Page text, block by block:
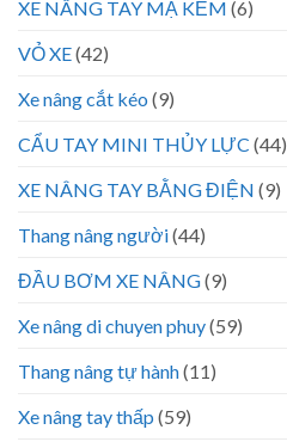
XE NÂNG TAY MẠ KẼM (6)
VỎ XE(42)
Xe nâng cắt kéo (9)
CẨU TAY MINI THỦY LỰC (44)
XE NÂNG TAY BẰNG ĐIỆN (9)
Thang nâng người(44)
ĐẦU BƠM XE NÂNG(9)
Xe nâng di chuyen phuy(59)
Thang nâng tự hành(11)
Xe nâng tay thấp (59)